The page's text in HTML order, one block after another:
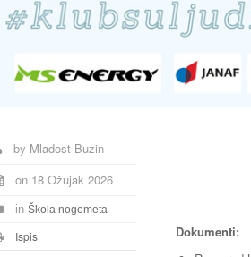
by Mladost-Buzin
on 18 Ožujak 2026
in Škola nogometa
Ispis
Dokumenti: